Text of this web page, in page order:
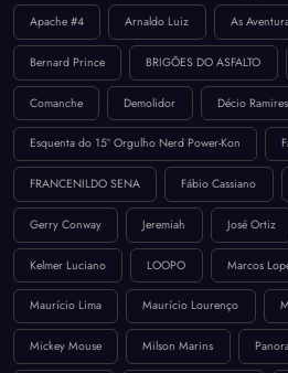
Apache #4 Arnaldo Luiz As
Bernard Prince BRIGÕES DO ASFALTO
Comanche Demolidor Décio Ramires
Esquenta do 15º Orgulho Nerd Power-Kon
FRANCENILDO SENA Fábio Cassiano
Gerry Conway Jeremiah José Ortiz
Kelmer Luciano LOOPO Marcos
Maurício Lima Maurício Lourenço
Mickey Mouse Milson Marins